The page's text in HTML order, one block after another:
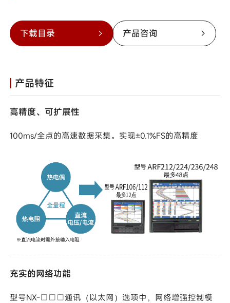
下载目录 产品咨询
产品特征
高精度、可扩展性
100ms/全点的高速数据采集。实现±0.1%FS的高精度
充实的网络功能
型号NX-□□□通讯（以太网）选项中，网络增强控制模